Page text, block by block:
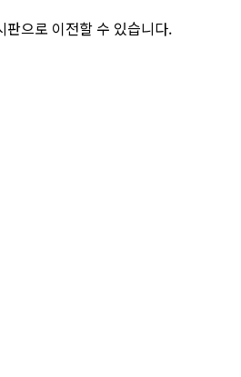
으로 이전할 수 있습니다.